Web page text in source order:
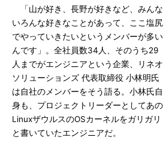
「山が好き、長野が好きなど、みんな
いろんな好きなことがあって、ここ塩尻
でやっていきたいというメンバーが多い
んです」。全社員数34人、そのうち29
人までがエンジニアという企業、リネオ
ソリューションズ 代表取締役 小林明氏
は自社のメンバーをそう語る。小林氏自
身も、プロジェクトリーダーとしてあの
LinuxザウルスのOSカーネルをガリガリ
と書いていたエンジニアだ。